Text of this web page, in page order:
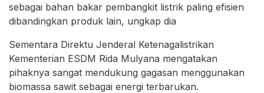
sebagai bahan bakar pembangkit listrik paling efisien
dibandingkan produk lain, ungkap dia
Sementara Direktu Jenderal Ketenagalistrikan
Kementerian ESDM Rida Mulyana mengatakan
pihaknya sangat mendukung gagasan menggunakan
biomassa sawit sebagai energi terbarukan.